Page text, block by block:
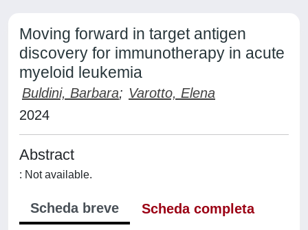
Moving forward in target antigen
discovery for immunotherapy in acute
myeloid leukemia
Buldini, Barbara; Varotto, Elena
2024
Abstract
: Not available.
Scheda breve
Scheda completa